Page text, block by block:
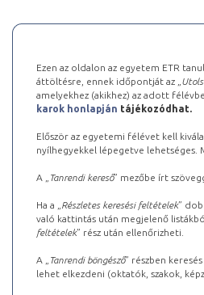
Ezen az oldalon az egyetem ETR
áttöltésre, ennek időpontját az „
amelyekhez (akikhez) az adott
karok honlapján tájékozódhat.
Először az egyetemi félévet kell
nyílhegyekkel lépegetve lehetséges.
A „ Tanrendi kereső” mezőbe írt
Ha a „ Részletes keresési feltételek”
való kattintás után megjelenő
feltételek” rész után ellenőrizheti.
A „ Tanrendi böngésző” részben
lehet elkezdeni (oktatók, szakok,